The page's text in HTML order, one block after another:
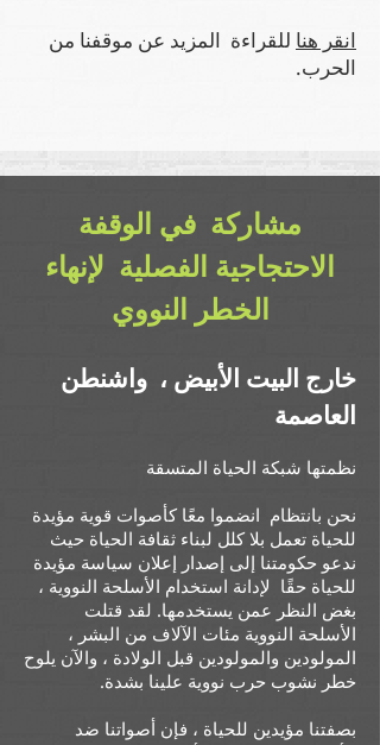
انقر هنا للقراءة المزيد عن موقفنا من
الحرب.
مشاركة في الوقفة
الاحتجاجية الفصلية لإنهاء
الخطر النووي
خارج البيت الأبيض ، واشنطن
العاصمة
نظمتها شبكة الحياة المتسقة
نحن بانتظام انضموا معًا كأصوات قوية مؤيدة
للحياة تعمل بلا كلل لبناء ثقافة الحياة حيث
ندعو حكومتنا إلى إصدار إعلان سياسة مؤيدة
للحياة حقًا لإدانة استخدام الأسلحة النووية ،
بغض النظر عمن يستخدمها. لقد قتلت
الأسلحة النووية مئات الآلاف من البشر ،
المولودين والمولودين قبل الولادة ، والآن يلوح
خطر نشوب حرب نووية علينا بشدة.
بصفتنا مؤيدين للحياة ، فإن أصواتنا ضد